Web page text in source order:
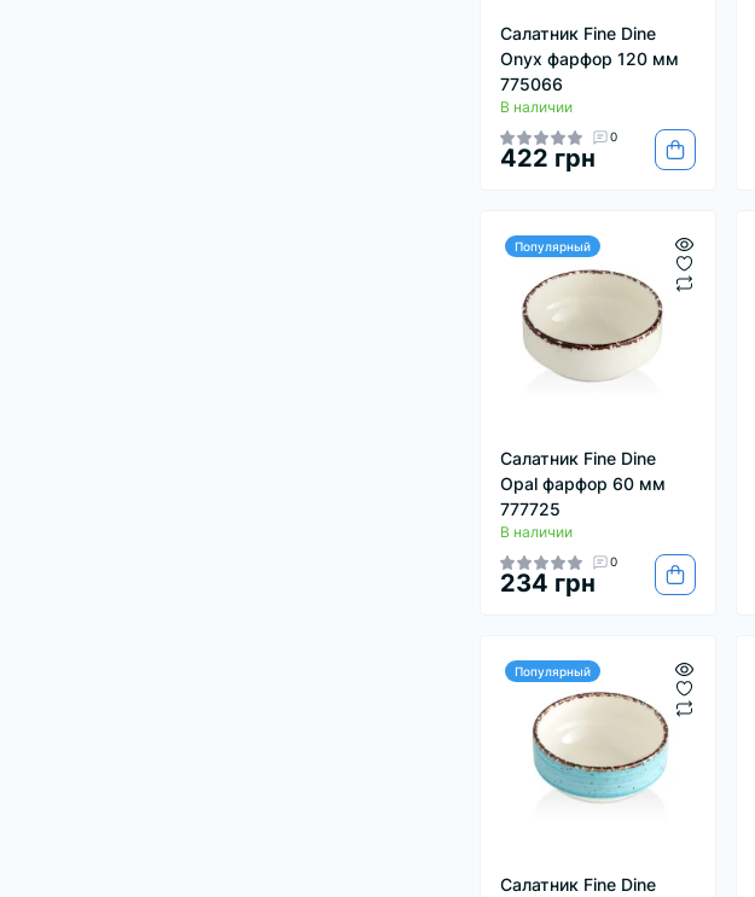
Салатник Fine Dine
Onyx фарфор 120 мм
775066
В наличии
0
422 грн
Популярный
Салатник Fine Dine
Opal фарфор 60 мм
777725
В наличии
0
234 грн
Популярный
Салатник Fine Dine